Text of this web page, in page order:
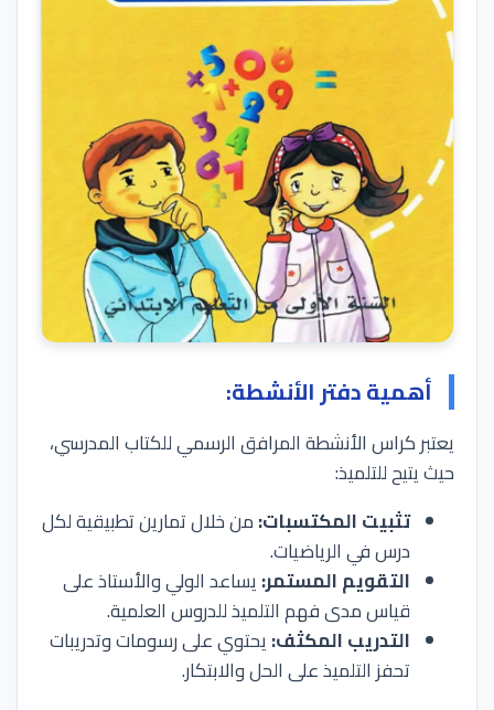
أهمية دفتر الأنشطة:
يعتبر كراس الأنشطة المرافق الرسمي للكتاب المدرسي،
حيث يتيح للتلميذ:
تثبيت المكتسبات:من خلال تمارين تطبيقية لكل
درس في الرياضيات.
التقويم المستمر:يساعد الولي والأستاذ على
قياس مدى فهم التلميذ للدروس العلمية.
التدريب المكثف:يحتوي على رسومات وتدريبات
تحفز التلميذ على الحل والابتكار.